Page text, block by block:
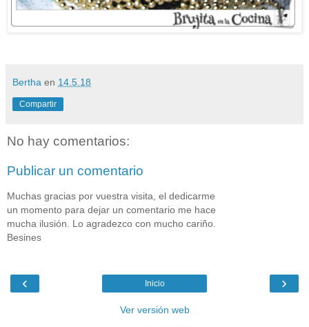
Bertha en 14.5.18
Compartir
No hay comentarios:
Publicar un comentario
Muchas gracias por vuestra visita, el dedicarme
un momento para dejar un comentario me hace
mucha ilusión. Lo agradezco con mucho cariño.
Besines
‹ ›
Inicio
Ver versión web